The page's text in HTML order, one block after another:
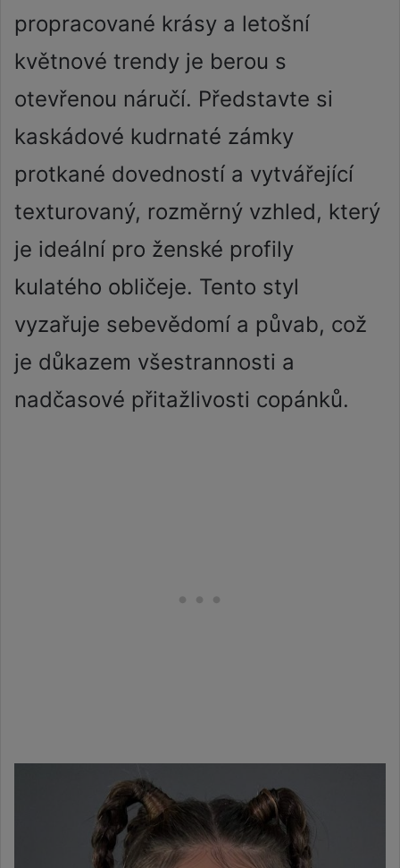
propracované krásy a letošní
květnové trendy je berou s
otevřenou náručí. Představte si
kaskádové kudrnaté zámky
protkané dovedností a vytvářející
texturovaný, rozměrný vzhled, který
je ideální pro ženské profily
kulatého obličeje. Tento styl
vyzařuje sebevědomí a půvab, což
je důkazem všestrannosti a
nadčasové přitažlivosti copánků.